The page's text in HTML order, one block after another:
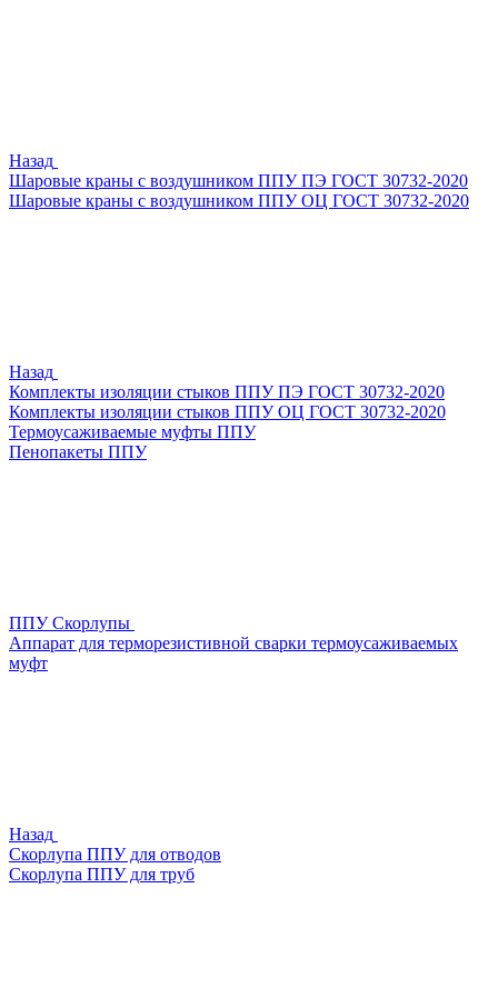
Назад
Шаровые краны с воздушником ППУ ПЭ ГОСТ 30732-2020
Шаровые краны с воздушником ППУ ОЦ ГОСТ 30732-2020
Назад
Комплекты изоляции стыков ППУ ПЭ ГОСТ 30732-2020
Комплекты изоляции стыков ППУ ОЦ ГОСТ 30732-2020
Термоусаживаемые муфты ППУ
Пенопакеты ППУ
ППУ Скорлупы
Аппарат для терморезистивной сварки термоусаживаемых
муфт
Назад
Скорлупа ППУ для отводов
Скорлупа ППУ для труб